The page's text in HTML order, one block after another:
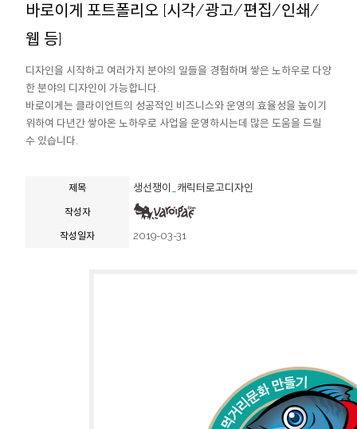
바로이게 포트폴리오 [시각/광고/편집/인쇄/
웹 등]
디자인을 시작하고 여러가지 분야의 일들을 경험하며 쌓은 노하우로 다양
한 분야의 디자인이 가능합니다.
바로이게는 클라이언트의 성공적인 비즈니스와 운영의 효율성을 높이기
위하여 다년간 쌓아온 노하우로 사업을 운영하시는데 많은 도움을 드릴
수 있습니다.
제목 생선쟁이_캐릭터로고디자인
작성자
작성일자 2019-03-31